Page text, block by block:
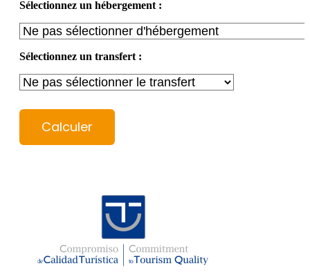
Sélectionnez un hébergement :
Sélectionnez un transfert :
Calculer